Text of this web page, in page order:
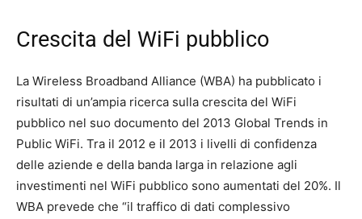
Crescita del WiFi pubblico
La Wireless Broadband Alliance (WBA) ha pubblicato i
risultati di un’ampia ricerca sulla crescita del WiFi
pubblico nel suo documento del 2013 Global Trends in
Public WiFi. Tra il 2012 e il 2013 i livelli di confidenza
delle aziende e della banda larga in relazione agli
investimenti nel WiFi pubblico sono aumentati del 20%. Il
WBA prevede che “il traffico di dati complessivo